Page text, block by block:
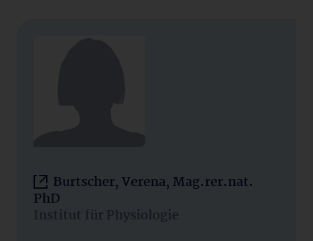
Burtscher, Verena, Mag.rer.nat.
PhD
Institut für Physiologie